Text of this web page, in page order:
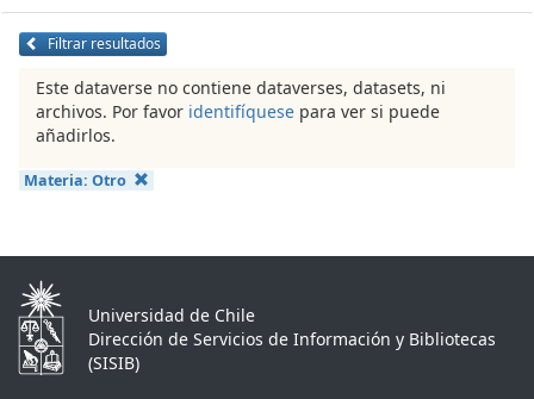
Filtrar resultados
Este dataverse no contiene dataverses, datasets, ni
archivos. Por favor identifíquese para ver si puede
añadirlos.
Materia: Otro
Universidad de Chile
Dirección de Servicios de Información y Bibliotecas
(SISIB)